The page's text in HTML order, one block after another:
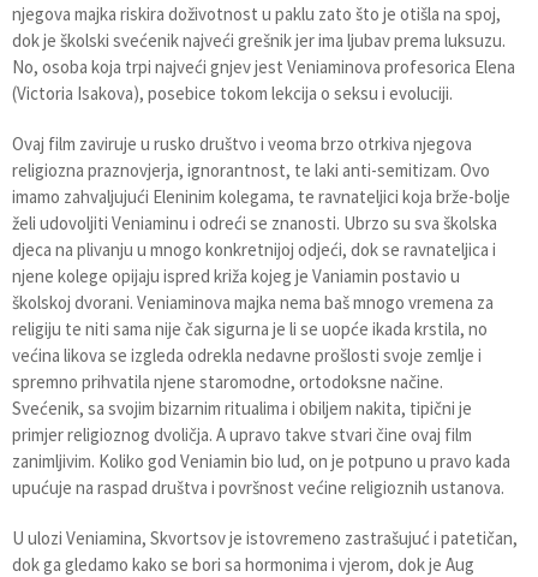
njegova majka riskira doživotnost u paklu zato što je otišla na spoj,
dok je školski svećenik najveći grešnik jer ima ljubav prema luksuzu.
No, osoba koja trpi najveći gnjev jest Veniaminova profesorica Elena
(Victoria Isakova), posebice tokom lekcija o seksu i evoluciji.
Ovaj film zaviruje u rusko društvo i veoma brzo otrkiva njegova
religiozna praznovjerja, ignorantnost, te laki anti-semitizam. Ovo
imamo zahvaljujući Eleninim kolegama, te ravnateljici koja brže-bolje
želi udovoljiti Veniaminu i odreći se znanosti. Ubrzo su sva školska
djeca na plivanju u mnogo konkretnijoj odjeći, dok se ravnateljica i
njene kolege opijaju ispred križa kojeg je Vaniamin postavio u
školskoj dvorani. Veniaminova majka nema baš mnogo vremena za
religiju te niti sama nije čak sigurna je li se uopće ikada krstila, no
većina likova se izgleda odrekla nedavne prošlosti svoje zemlje i
spremno prihvatila njene staromodne, ortodoksne načine.
Svećenik, sa svojim bizarnim ritualima i obiljem nakita, tipični je
primjer religioznog dvoličja. A upravo takve stvari čine ovaj film
zanimljivim. Koliko god Veniamin bio lud, on je potpuno u pravo kada
upućuje na raspad društva i površnost većine religioznih ustanova.
U ulozi Veniamina, Skvortsov je istovremeno zastrašujuć i patetičan,
dok ga gledamo kako se bori sa hormonima i vjerom, dok je Aug